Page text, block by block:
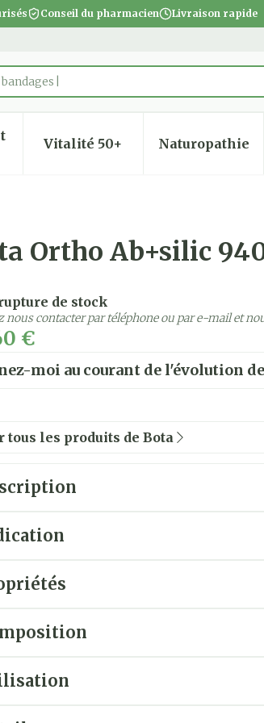
Conseil du pharmacien Livraison rapide
soins et hygiène
la catégorie Régime,
le sous-menu pour la catégorie
Vitalité 50+Afficher le sous-menu
Naturopathie
Afficher
Ortho Ab+silic
€
moi au courant de l'évolution
de stock
nous contacter par téléphone ou par e-mail et
tous les produits de Bota
anatomique pour augmenter le confort
bilatéral rétro malléolaire par guides